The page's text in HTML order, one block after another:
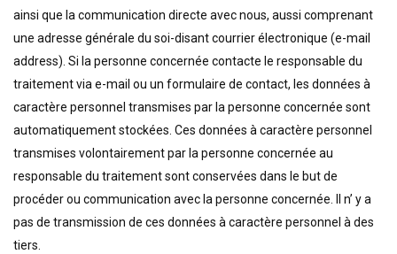
ainsi que la communication directe avec nous, aussi comprenant
une adresse générale du soi-disant courrier électronique (e-mail
address). Si la personne concernée contacte le responsable du
traitement via e-mail ou un formulaire de contact, les données à
caractère personnel transmises par la personne concernée sont
automatiquement stockées. Ces données à caractère personnel
transmises volontairement par la personne concernée au
responsable du traitement sont conservées dans le but de
procéder ou communication avec la personne concernée. Il n’ y a
pas de transmission de ces données à caractère personnel à des
tiers.